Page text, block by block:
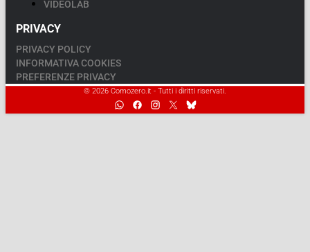
VIDEOLAB
PRIVACY
PRIVACY POLICY
INFORMATIVA COOKIES
PREFERENZE PRIVACY
© 2026 Comozero.it - Tutti i diritti riservati.